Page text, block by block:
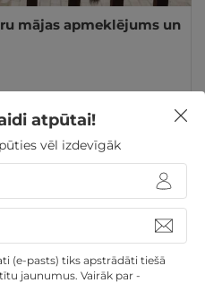
mājas apmeklējums un
Sieviešu dienā
atpūtai!
vēl izdevīgāk
(e-pasts) tiks apstrādāti tiešā
jaunumus. Vairāk par -